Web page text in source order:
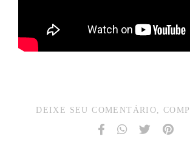
DEIXE SEU COMENTÁRIO,